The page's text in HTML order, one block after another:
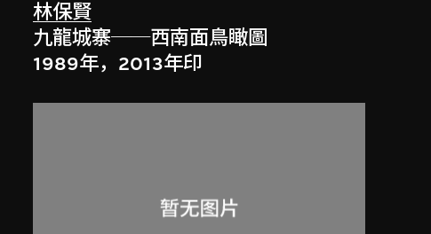
林保賢
九龍城寨──西南面鳥瞰圖
1989年，2013年印